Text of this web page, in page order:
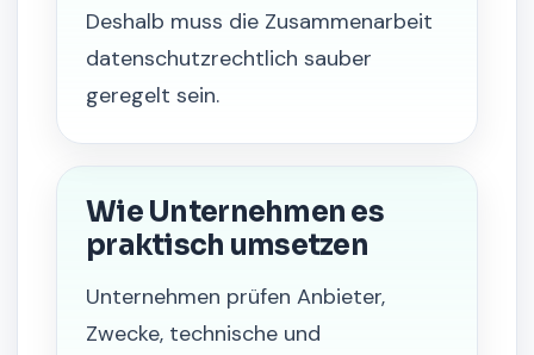
Deshalb muss die Zusammenarbeit
datenschutzrechtlich sauber
geregelt sein.
Wie Unternehmen es
praktisch umsetzen
Unternehmen prüfen Anbieter,
Zwecke, technische und